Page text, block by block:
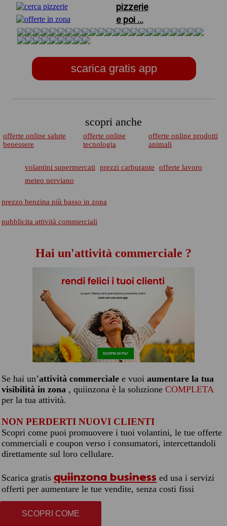
pizzerie
e poi ...
scarica gratis app
scopri anche
offerte online salute
benessere
offerte online
tecnologia
offerte online prodotti
animali
volantini supermercati prezzi carburante
offerte lavoro
meteo nerviano
prezzo benzina più basso in zona
pubblicita attività commerciali
Hai un'attività commerciale ?
Se hai un’attività commerciale e vuoi aumentare la tua
visibilità in zona , quiinzona è la soluzione COMPLETA
per la tua attività.
NON PERDERTI NUOVI CLIENTI
Scopri come puoi promuovere i tuoi volantini, le tue offerte
commerciali e coupon verso i consumatori, intercettandoli
direttamente sul loro cellulare.
Scarica gratis quiinzona business ed usa i servizi
offerti per aumentare le tue vendite, senza costi fissi
SCOPRI COME